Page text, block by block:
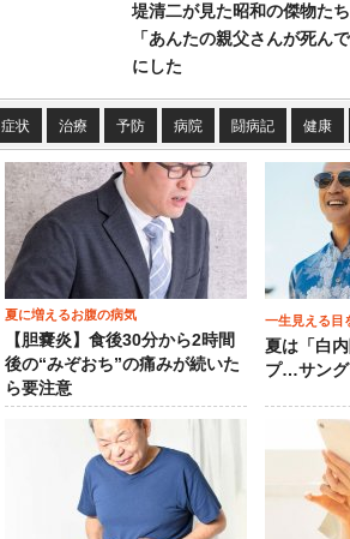
堤清二が見た昭和の傑物た
「あんたの親父さんが死ん
にした
症状 治療 予防 病院 闘病記 健康
夏に増えるお腹の病気
【胆嚢炎】食後30分から2時間
後の“みぞおち”の痛みが続いた
ら要注意
一生見える目
夏は「白
プ…サング